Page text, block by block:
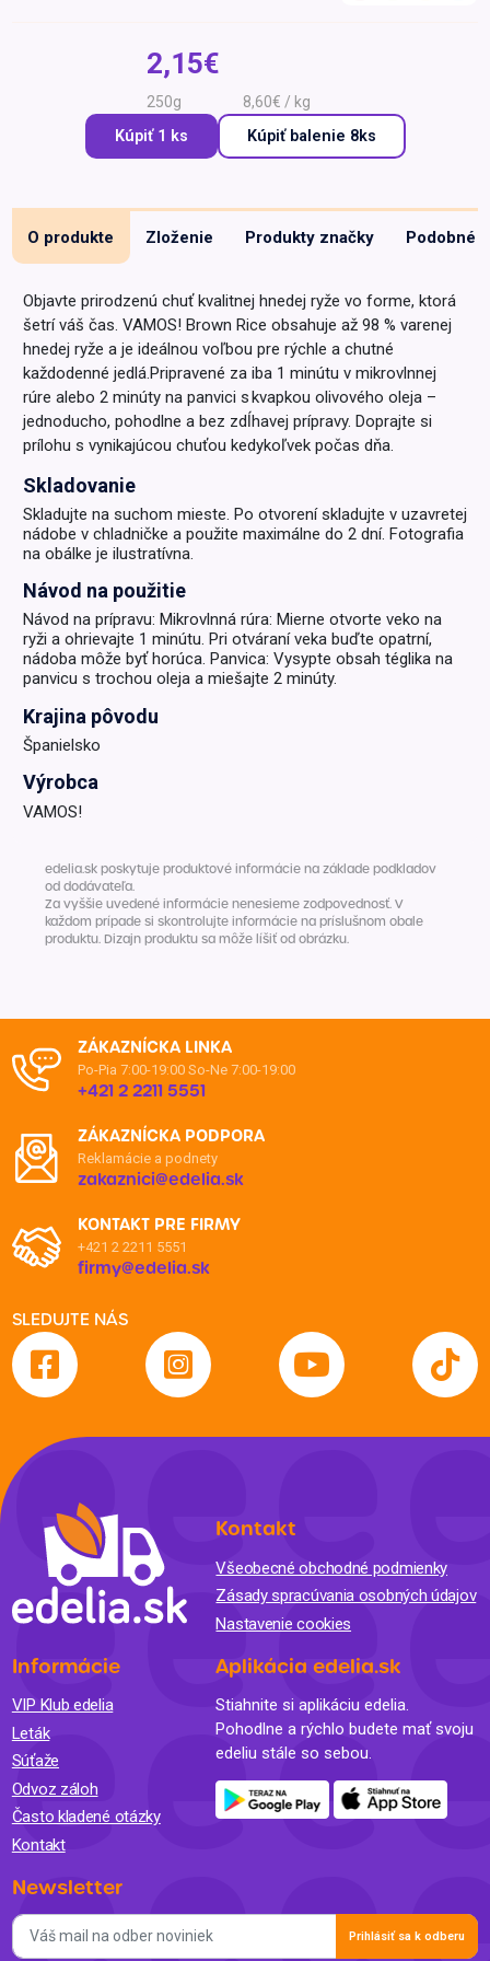
Darčekové
poukazy
Recepty
Drogéria a kozmetika
Domáci miláčikovia
2,15€
250g 8,60€ / kg
Kúpiť 1 ks Kúpiťbalenie 8ks
O produkte Zloženie Produkty značky Podobné
Objavte prirodzenú chuť kvalitnej hnedej ryže vo forme, ktorá
šetrí váš čas. VAMOS! Brown Rice obsahuje až 98 % varenej
hnedej ryže a je ideálnou voľbou pre rýchle a chutné
každodenné jedlá.Pripravené za iba 1 minútu v mikrovlnnej
rúre alebo 2 minúty na panvici s kvapkou olivového oleja –
jednoducho, pohodlne a bez zdĺhavej prípravy. Doprajte si
prílohu s vynikajúcou chuťou kedykoľvek počas dňa.
Skladovanie
Skladujte na suchom mieste. Po otvorení skladujte v uzavretej
nádobe v chladničke a použite maximálne do 2 dní. Fotografia
na obálke je ilustratívna.
Návod na použitie
Návod na prípravu: Mikrovlnná rúra: Mierne otvorte veko na
ryži a ohrievajte 1 minútu. Pri otváraní veka buďte opatrní,
nádoba môže byť horúca. Panvica: Vysypte obsah téglika na
panvicu s trochou oleja a miešajte 2 minúty.
Krajina pôvodu
Španielsko
Výrobca
VAMOS!
edelia.sk poskytuje produktové informácie na základe podkladov
od dodávateľa.
Za vyššie uvedené informácie nenesieme zodpovednosť. V
každom prípade si skontrolujte informácie na príslušnom obale
produktu. Dizajn produktu sa môže líšiť od obrázku.
ZÁKAZNÍCKA LINKA
Po-Pia 7:00-19:00 So-Ne 7:00-19:00
+421 2 2211 5551
ZÁKAZNÍCKA PODPORA
Reklamácie a podnety
zakaznici@edelia.sk
KONTAKT PRE FIRMY
+421 2 2211 5551
firmy@edelia.sk
SLEDUJTE NÁS
Kontakt
Všeobecné obchodné podmienky
Zásady spracúvania osobných údajov
Nastavenie cookies
Informácie
VIP Klub edelia
Leták
Súťaže
Odvoz záloh
Často kladené otázky
Kontakt
Aplikácia edelia.sk
Stiahnite si aplikáciu edelia.
Pohodlne a rýchlo budete mať svoju
edeliu stále so sebou.
Newsletter
Prihlásiť sa k odberu